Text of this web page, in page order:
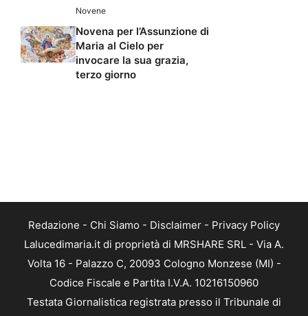
Novene
Novena per l’Assunzione di
Maria al Cielo per
invocare la sua grazia,
terzo giorno
Redazione - Chi Siamo - Disclaimer - Privacy Policy
Lalucedimaria.it di proprietà di MRSHARE SRL - Via A.
Volta 16 - Palazzo C, 20093 Cologno Monzese (MI) -
Codice Fiscale e Partita I.V.A. 10216150960
Testata Giornalistica registrata presso il Tribunale di